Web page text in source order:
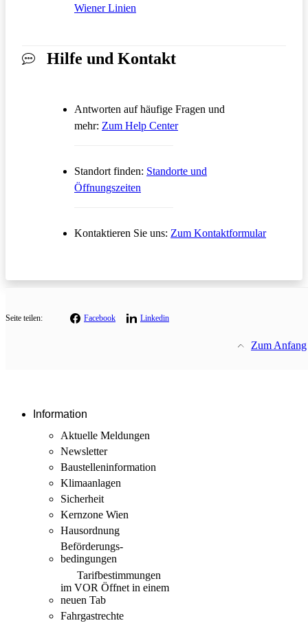
Wiener Linien
Hilfe und Kontakt
Antworten auf häufige Fragen und
mehr: Zum Help CenterÖffnet in einem neuen Tab
Standort finden: Standorte und
Öffnungszeiten
Kontaktieren Sie uns: Zum KontaktformularÖffnet in
Seite teilen: Facebook Linkedin
Zum Anfang
Information
Aktuelle Meldungen
Newsletter
Baustellen­information
Klimaanlagen
Sicherheit
Kernzone Wien
Hausordnung
Beförderungs­
bedingungen
Tarif­bestimmungen
im VOR Öffnet in einem
neuen Tab
Fahrgastrechte